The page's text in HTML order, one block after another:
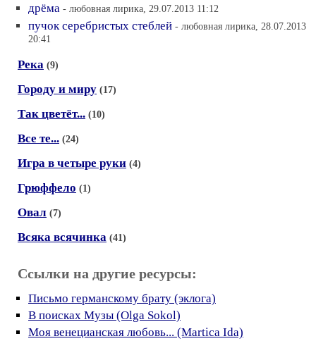
дрёма - любовная лирика, 29.07.2013 11:12
пучок серебристых стеблей - любовная лирика, 28.07.2013
20:41
Река (9)
Городу и миру (17)
Так цветёт... (10)
Все те... (24)
Игра в четыре руки (4)
Грюффело (1)
Овал (7)
Всяка всячинка (41)
Ссылки на другие ресурсы:
Письмо германскому брату (эклога)
В поисках Музы (Olga Sokol)
Моя венецианская любовь... (Martica Ida)